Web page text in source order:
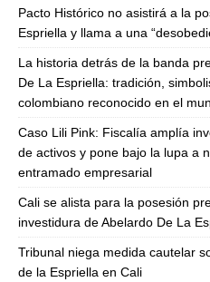
Pacto Histórico no asistirá a la
Espriella y llama a una
La historia detrás de la banda
De La Espriella: tradición,
colombiano reconocido en el
Caso Lili Pink: Fiscalía amplía
de activos y pone bajo la lupa a
entramado empresarial
Cali se alista para la posesión
investidura de Abelardo De La
Tribunal niega medida cautelar
de la Espriella en Cali